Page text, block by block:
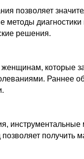
позволяет
решения.
женщинам, которые
Раннее